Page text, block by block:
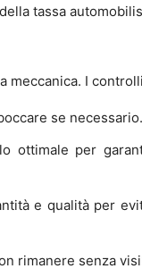
tassa
meccanica. I
se necessario.
ottimale per
e qualità per
rimanere senza